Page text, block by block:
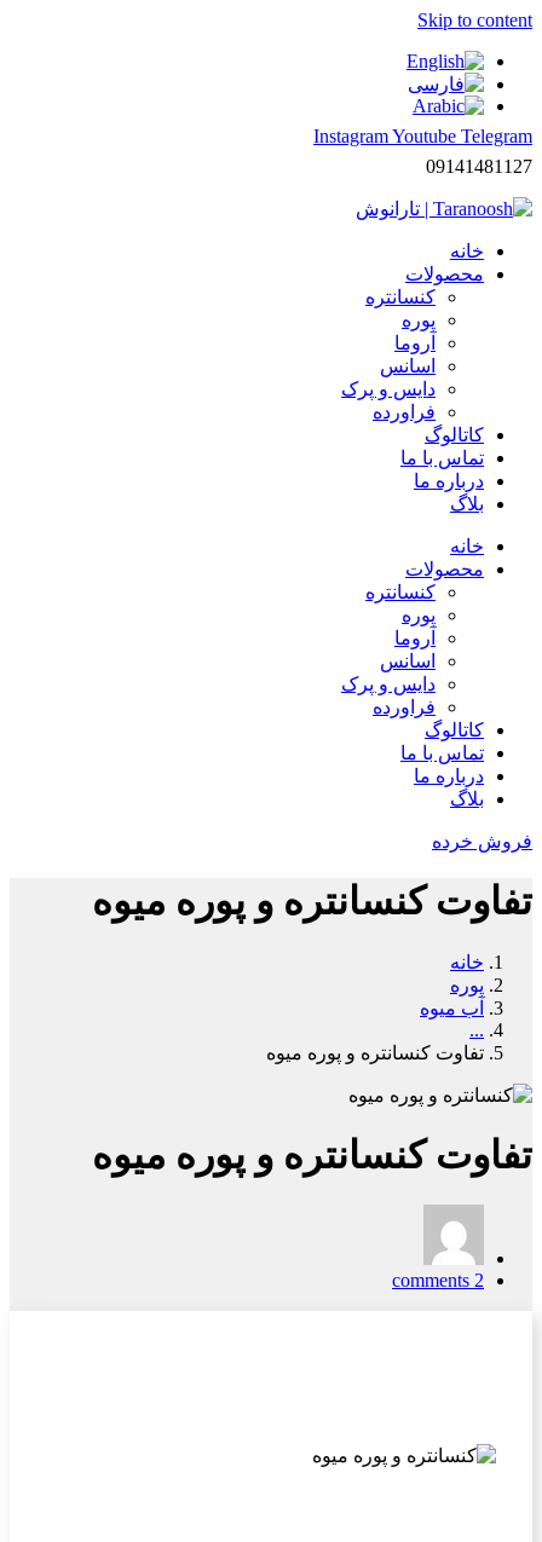
Skip to content
InstagramYoutube Telegram
09141481127
خانه
محصولات
کنسانتره
پوره
آروما
اسانس
دایس و پرک
فراورده
کاتالوگ
تماس با ما
درباره ما
بلاگ
خانه
محصولات
کنسانتره
پوره
آروما
اسانس
دایس و پرک
فراورده
کاتالوگ
تماس با ما
درباره ما
بلاگ
فروش خرده
تفاوت کنسانتره و پوره میوه
خانه
پوره
آب میوه
...
تفاوت کنسانتره و پوره میوه
تفاوت کنسانتره و پوره میوه
2 comments